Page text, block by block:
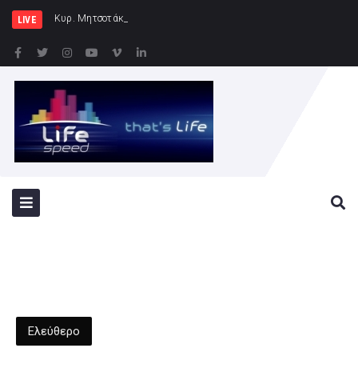
LIVE Κυρ. Μητσοτάκης: Η χώρα δεν μπορεί να
Ελεύθερο